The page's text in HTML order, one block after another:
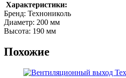
Характеристики:
Бренд: Технониколь
Диаметр: 200 мм
Высота: 190 мм
Похожие